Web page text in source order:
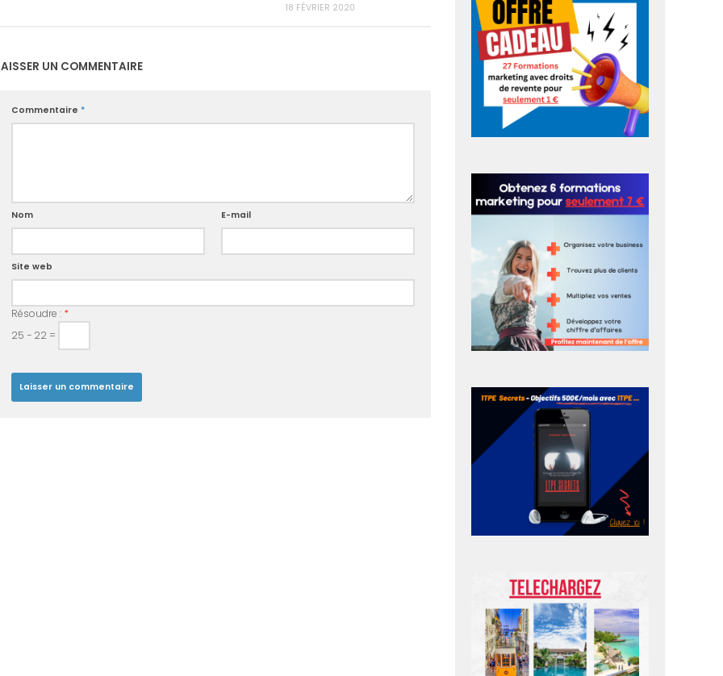
18 FÉVRIER 2020
UN COMMENTAIRE
Commentaire *
Nom E-mail
Site web
Résoudre : *
25 − 22 =